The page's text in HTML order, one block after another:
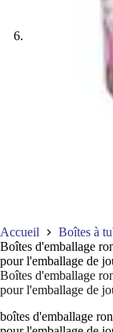
Accueil
Boîtes à
Boîtes d'emballage
pour l'emballage de
Boîtes d'emballage
pour l'emballage de
boîtes d'emballage